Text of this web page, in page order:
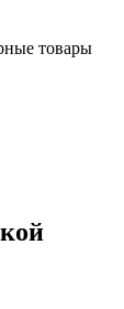
товары